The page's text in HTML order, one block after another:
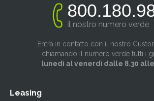
il nostro numero verde
Entra in contatto con il nostro
chiamando il numero verde tutti i
lunedì al venerdì dalle 8.30
Leasing